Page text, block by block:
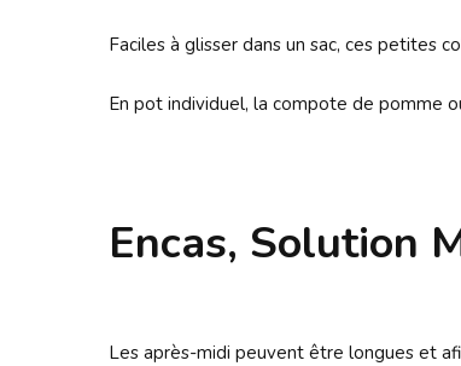
Faciles à glisser dans un sac, ces petites
En pot individuel, la compote de pomme
Encas, Solution
Les après-midi peuvent être longues et